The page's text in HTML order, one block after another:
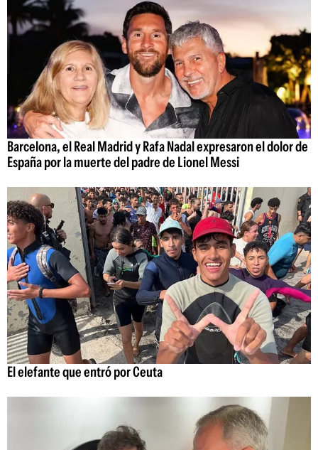
Barcelona, el Real Madrid y Rafa Nadal expresaron el dolor de
España por la muerte del padre de Lionel Messi
El elefante que entró por Ceuta